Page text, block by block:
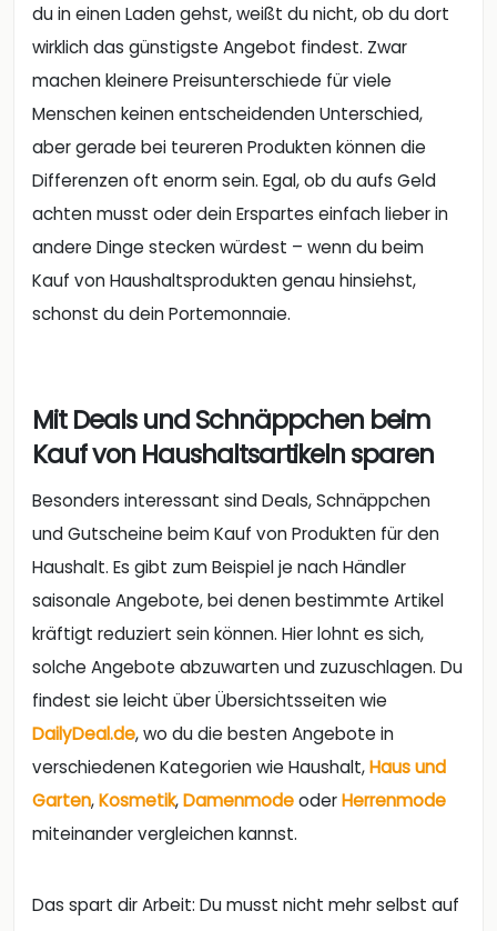
du in einen Laden gehst, weißt du nicht, ob du dort
wirklich das günstigste Angebot findest. Zwar
machen kleinere Preisunterschiede für viele
Menschen keinen entscheidenden Unterschied,
aber gerade bei teureren Produkten können die
Differenzen oft enorm sein. Egal, ob du aufs Geld
achten musst oder dein Erspartes einfach lieber in
andere Dinge stecken würdest – wenn du beim
Kauf von Haushaltsprodukten genau hinsiehst,
schonst du dein Portemonnaie.
Mit Deals und Schnäppchen beim
Kauf von Haushaltsartikeln sparen
Besonders interessant sind Deals, Schnäppchen
und Gutscheine beim Kauf von Produkten für den
Haushalt. Es gibt zum Beispiel je nach Händler
saisonale Angebote, bei denen bestimmte Artikel
kräftigt reduziert sein können. Hier lohnt es sich,
solche Angebote abzuwarten und zuzuschlagen. Du
findest sie leicht über Übersichtsseiten wie
DailyDeal.de, wo du die besten Angebote in
verschiedenen Kategorien wie Haushalt,Haus und
Garten,Kosmetik,DamenmodeoderHerrenmode
miteinander vergleichen kannst.
Das spart dir Arbeit: Du musst nicht mehr selbst auf